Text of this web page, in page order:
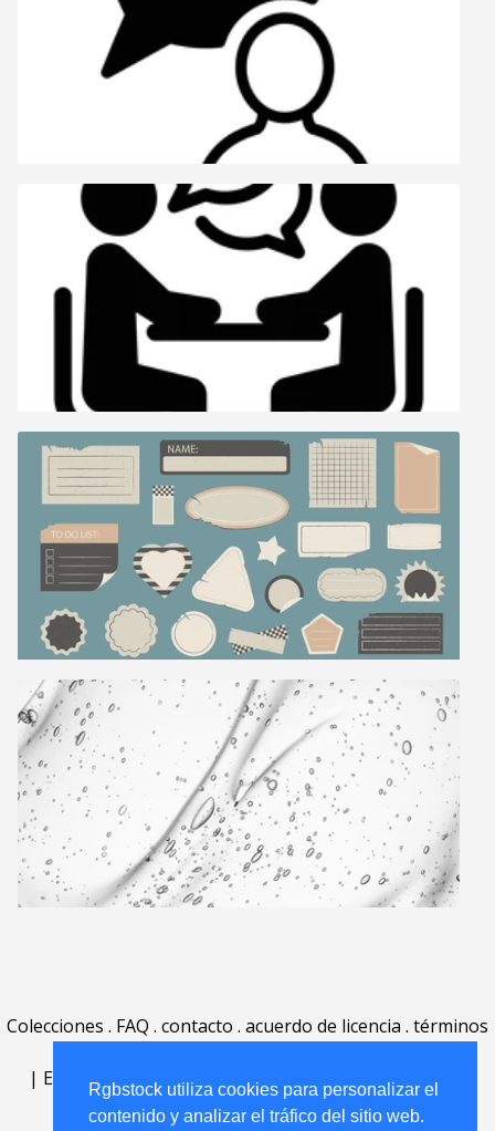
Rgbstock utiliza cookies para personalizar el
contenido y analizar el tráfico del sitio web.
Colecciones . FAQ . contacto . acuerdo de licencia . términos
| English | Deutsch| Español Português
Nederlands|